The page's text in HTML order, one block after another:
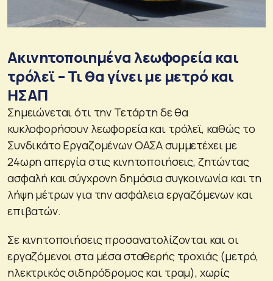
Ακινητοποιημένα λεωφορεία και
τρόλεϊ – Τι θα γίνει με μετρό και
ΗΣΑΠ
Σημειώνεται ότι την Τετάρτη δε θα
κυκλοφορήσουν λεωφορεία και τρόλεϊ, καθώς το
Συνδικάτο Εργαζομένων ΟΑΣΑ συμμετέχει με
24ωρη απεργία στις κινητοποιήσεις, ζητώντας
ασφαλή και σύγχρονη δημόσια συγκοινωνία και τη
λήψη μέτρων για την ασφάλεια εργαζόμενων και
επιβατών.
Σε κινητοποιήσεις προσανατολίζονται και οι
εργαζόμενοι στα μέσα σταθερής τροχιάς (μετρό,
ηλεκτρικός σιδηρόδρομος και τραμ), χωρίς